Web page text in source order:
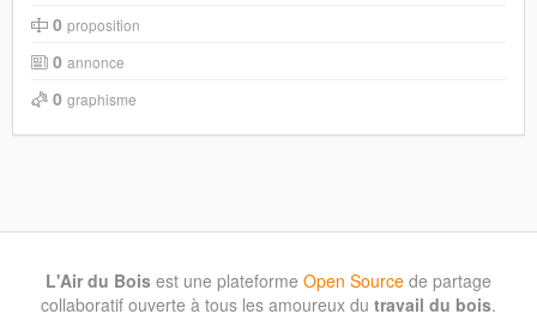
0 proposition
0 annonce
0 graphisme
L'Air du Bois est une plateforme Open Source de partage
collaboratif ouverte à tous les amoureux du travail du bois.